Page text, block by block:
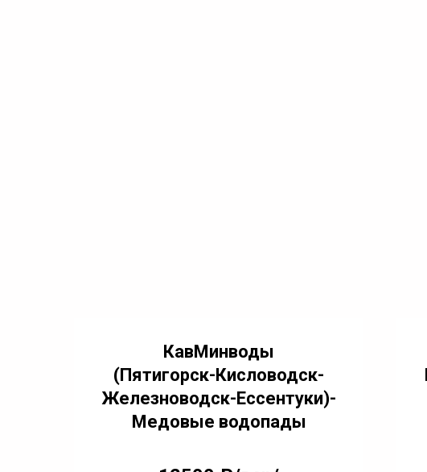
КавМинводы
(Пятигорск-Кисловодск-
Железноводск-Ессентуки)-
Медовые водопады